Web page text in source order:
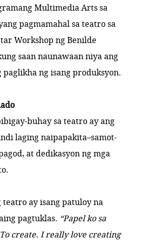
Multimedia Arts sa
pagmamahal sa teatro sa
Workshop ng Benilde
saan naunawaan niya ang
paglikha ng isang produksyon.
buhay sa teatro ay ang
laging naipapakita–samot-
at dedikasyon ng mga
teatro ay isang patuloy na
pagtuklas. “Papel ko sa
create. I really love creating